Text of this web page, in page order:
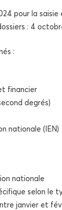
pour la sai­sie
: 4
:
financier
degrés)
natio­nale (IEN)
nationale
selon le
jan­vier et